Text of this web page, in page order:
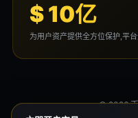
$ 10亿
为用户资产提供全方位保护,平
© 2026